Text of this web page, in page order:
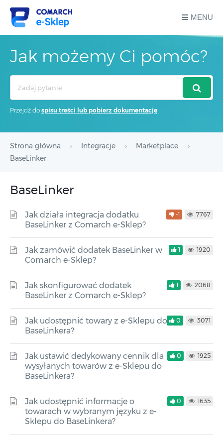
MENU
Jak możemy Ci pomóc?
Przejdź do spisu treści lub pobierz dokumentację
Strona główna Integracje
Marketplace
BaseLinker
BaseLinker
Jak działa integracja dodatku
BaseLinker z Comarch e-Sklep?
-1 7767
Jak zamówić dodatek BaseLinker w
Comarch e-Sklep?
1 1920
Jak skonfigurować dodatek
BaseLinker z Comarch e-Sklep?
1 2068
Jak udostępnić towary z e-Sklepu do
BaseLinkera?
0 3071
Jak ustawić dedykowany cennik dla
wysyłanych towarów z e-Sklepu do
BaseLinkera?
0 1925
Jak udostępnić informacje o
towarach w wybranym języku z e-
Sklepu do BaseLinkera?
0 1635